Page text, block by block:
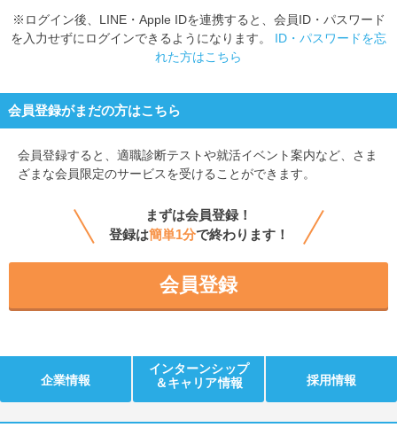
※ログイン後、LINE・Apple IDを連携すると、会員ID・パスワード
を入力せずにログインできるようになります。 ID・パスワードを忘
れた方はこちら
会員登録がまだの方はこちら
会員登録すると、 適職診断テストや就活イベント案内など、さま
ざまな会員限定のサービスを受けることができます。
まずは会員登録！
登録は簡単1分で終わります！
会員登録
企業情報
インターンシップ
＆キャリア情報
採用情報